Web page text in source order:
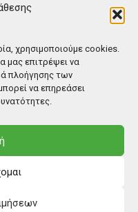
χρησιμοποιούμε cookies.
μας επιτρέψει να
πλοήγησης των
να επηρεάσει
S.A.